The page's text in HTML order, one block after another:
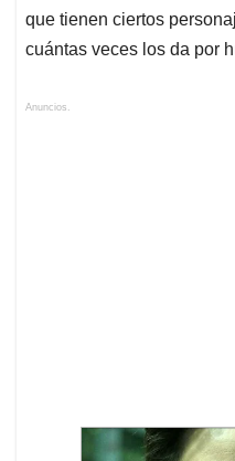
que tienen ciertos
cuántas veces los da por
Anuncios.